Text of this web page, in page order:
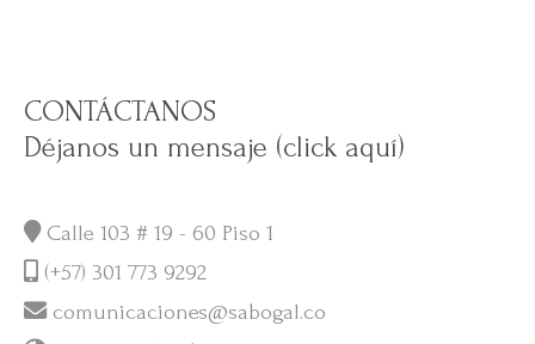
CONTÁCTANOS
Déjanos un mensaje (click aquí)
Calle 103 # 19 - 60 Piso 1
(+57) 301 773 9292
comunicaciones@sabogal.co